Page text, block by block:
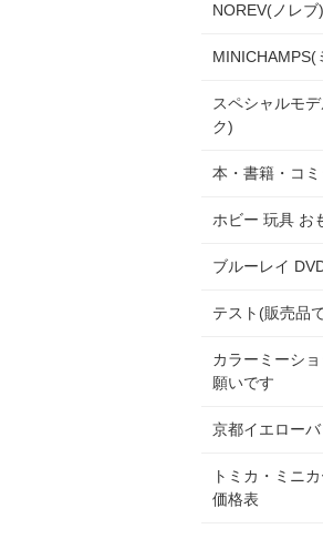
NOREV(ノレブ)
MINICHAMPS(
スペシャルモ
ク)
本・書籍・コミ
ホビー 玩具 お
ブルーレイ
テスト(販売品
カラーミーシ
願いです
京都イエロー
トミカ・ミニ
価格表